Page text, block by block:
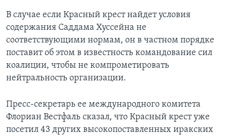
В случае если Красный крест найдет условия
содержания Саддама Хуссейна не
соответствующими нормам, он в частном порядке
поставит об этом в известность командование сил
коалиции, чтобы не компрометировать
нейтральность организации.
Пресс-секретарь ее международного комитета
Флориан Вестфаль сказал, что Красный крест уже
посетил 43 других высокопоставленных иракских